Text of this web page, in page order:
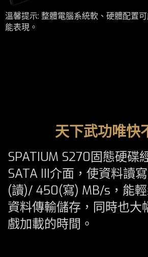
溫馨提示: 整體電腦系統軟、硬體配置
能表現。
天下武功唯快
SPATIUM S270固態硬碟
SATA III介面，使資料讀
(讀)/ 450(寫) MB/s，能
資料傳輸儲存，同時也大
戲加載的時間。